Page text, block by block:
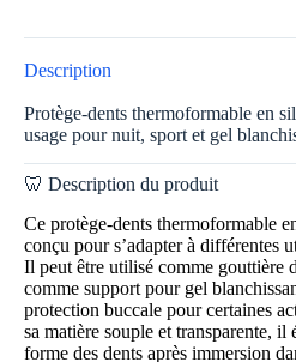
Description
Protège-dents thermoformable en
usage pour nuit, sport et gel
🦷 Description du produit
Ce protège-dents thermoformable
conçu pour s’adapter à différentes
Il peut être utilisé comme gouttière
comme support pour gel
protection buccale pour certaines
sa matière souple et transparente, il
forme des dents après immersion